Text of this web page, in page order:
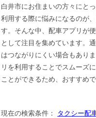
白井市にお住まいの方々にと
利用する際に悩みになるのが
す。そんな中、配車アプリが
として注目を集めています。
はつながりにくい場合もあり
リを利用することでスムーズ
ことができるため、おすすめで
現在の検索条件：
タクシー配